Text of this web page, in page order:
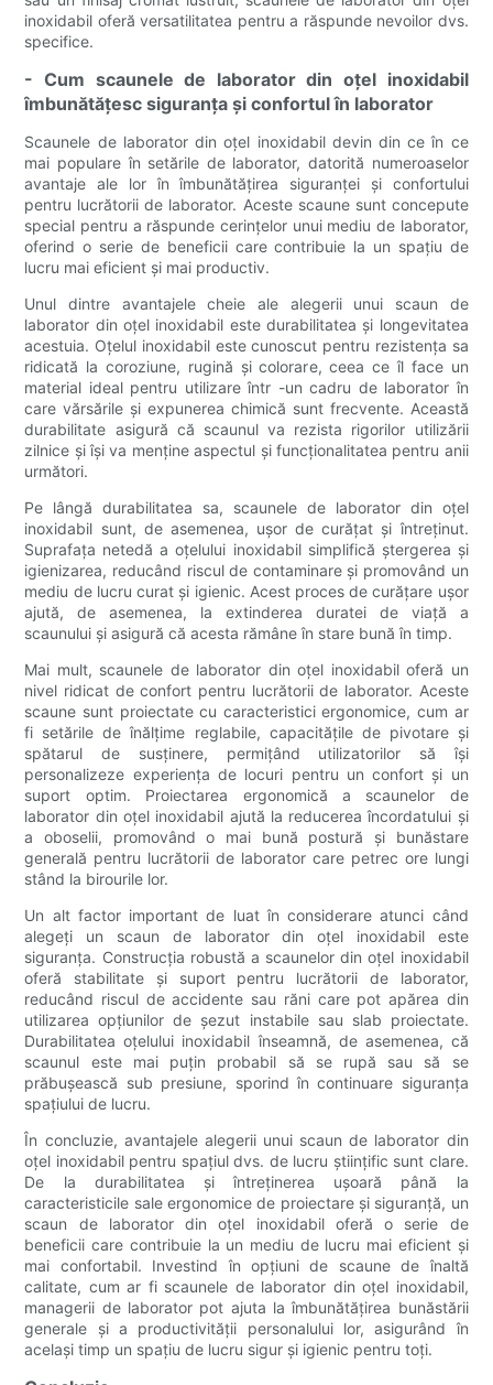
inoxidabil oferă versatilitatea pentru a răspunde nevoilor dvs.
specifice.
- Cum scaunele de laborator din oțel inoxidabil
îmbunătățesc siguranța și confortul în laborator
Scaunele de laborator din oțel inoxidabil devin din ce în ce
mai populare în setările de laborator, datorită numeroaselor
avantaje ale lor în îmbunătățirea siguranței și confortului
pentru lucrătorii de laborator. Aceste scaune sunt concepute
special pentru a răspunde cerințelor unui mediu de laborator,
oferind o serie de beneficii care contribuie la un spațiu de
lucru mai eficient și mai productiv.
Unul dintre avantajele cheie ale alegerii unui scaun de
laborator din oțel inoxidabil este durabilitatea și longevitatea
acestuia. Oțelul inoxidabil este cunoscut pentru rezistența sa
ridicată la coroziune, rugină și colorare, ceea ce îl face un
material ideal pentru utilizare într -un cadru de laborator în
care vărsările și expunerea chimică sunt frecvente. Această
durabilitate asigură că scaunul va rezista rigorilor utilizării
zilnice și își va menține aspectul și funcționalitatea pentru anii
următori.
Pe lângă durabilitatea sa, scaunele de laborator din oțel
inoxidabil sunt, de asemenea, ușor de curățat și întreținut.
Suprafața netedă a oțelului inoxidabil simplifică ștergerea și
igienizarea, reducând riscul de contaminare și promovând un
mediu de lucru curat și igienic. Acest proces de curățare ușor
ajută, de asemenea, la extinderea duratei de viață a
scaunului și asigură că acesta rămâne în stare bună în timp.
Mai mult, scaunele de laborator din oțel inoxidabil oferă un
nivel ridicat de confort pentru lucrătorii de laborator. Aceste
scaune sunt proiectate cu caracteristici ergonomice, cum ar
fi setările de înălțime reglabile, capacitățile de pivotare și
spătarul de susținere, permițând utilizatorilor să își
personalizeze experiența de locuri pentru un confort și un
suport optim. Proiectarea ergonomică a scaunelor de
laborator din oțel inoxidabil ajută la reducerea încordatului și
a oboselii, promovând o mai bună postură și bunăstare
generală pentru lucrătorii de laborator care petrec ore lungi
stând la birourile lor.
Un alt factor important de luat în considerare atunci când
alegeți un scaun de laborator din oțel inoxidabil este
siguranța. Construcția robustă a scaunelor din oțel inoxidabil
oferă stabilitate și suport pentru lucrătorii de laborator,
reducând riscul de accidente sau răni care pot apărea din
utilizarea opțiunilor de șezut instabile sau slab proiectate.
Durabilitatea oțelului inoxidabil înseamnă, de asemenea, că
scaunul este mai puțin probabil să se rupă sau să se
prăbușească sub presiune, sporind în continuare siguranța
spațiului de lucru.
În concluzie, avantajele alegerii unui scaun de laborator din
oțel inoxidabil pentru spațiul dvs. de lucru științific sunt clare.
De la durabilitatea și întreținerea ușoară până la
caracteristicile sale ergonomice de proiectare și siguranță, un
scaun de laborator din oțel inoxidabil oferă o serie de
beneficii care contribuie la un mediu de lucru mai eficient și
mai confortabil. Investind în opțiuni de scaune de înaltă
calitate, cum ar fi scaunele de laborator din oțel inoxidabil,
managerii de laborator pot ajuta la îmbunătățirea bunăstării
generale și a productivității personalului lor, asigurând în
același timp un spațiu de lucru sigur și igienic pentru toți.